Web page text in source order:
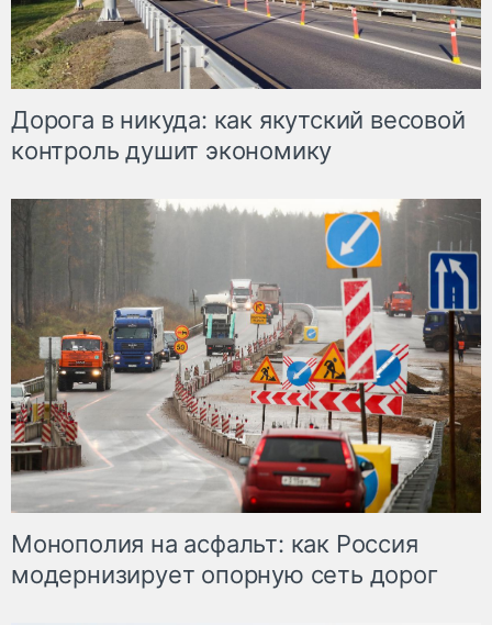
Дорога в никуда: как якутский весовой
контроль душит экономику
Монополия на асфальт: как Россия
модернизирует опорную сеть дорог